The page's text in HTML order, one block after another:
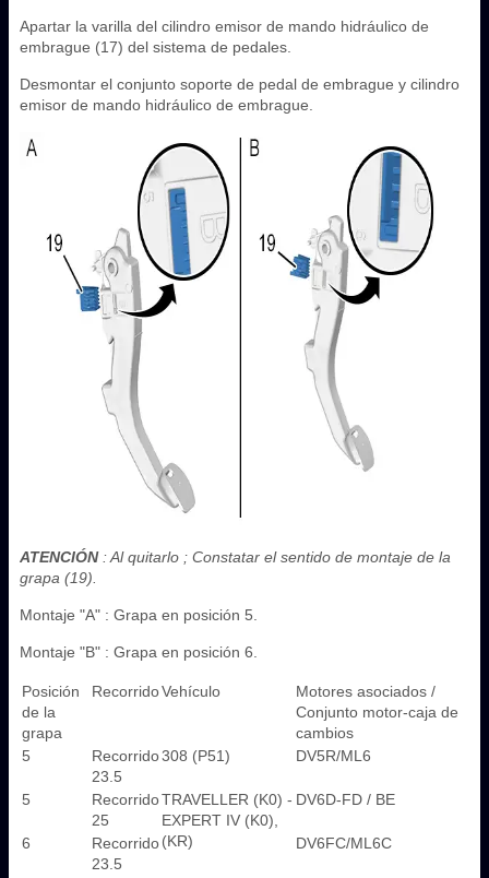
Apartar la varilla del cilindro emisor de mando hidráulico de
embrague (17) del sistema de pedales.
Desmontar el conjunto soporte de pedal de embrague y cilindro
emisor de mando hidráulico de embrague.
ATENCIÓN: Al quitarlo ; Constatar el sentido de montaje de la
grapa (19).
Montaje "A" : Grapa en posición 5.
Montaje "B" : Grapa en posición 6.
Posición
de la
grapa
RecorridoVehículo
Motores asociados /
Conjunto motor-caja de
cambios
5
Recorrido
23.5
308 (P51) DV5R/ML6
5
Recorrido
25
TRAVELLER (K0) -
EXPERT IV (K0),
(KR)
DV6D-FD / BE
6
Recorrido
23.5
DV6FC/ML6C